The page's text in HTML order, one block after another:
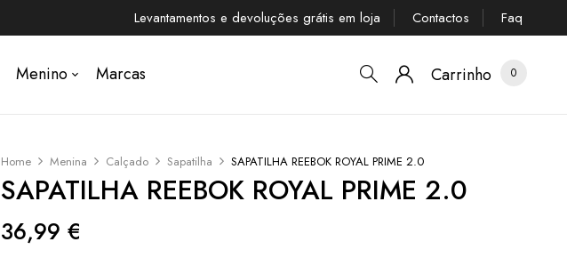
Levantamentos e devoluções grátis em loja Contactos Faq
Menino Marcas Carrinho 0
Home Menina Calçado Sapatilha SAPATILHA REEBOK ROYAL PRIME 2.0
SAPATILHA REEBOK ROYAL PRIME 2.0
36,99 €